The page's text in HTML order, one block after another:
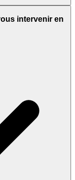
intervenir en